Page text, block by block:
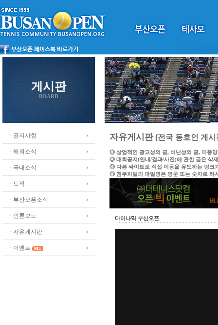
게시판
BOARD
ㆍ공지사항
ㆍ해외소식
ㆍ국내소식
ㆍ토픽
ㆍ부산오픈소식
ㆍ언론보도
ㆍ자유게시판
ㆍ이벤트
자유게시판(전국 동호인 게시
◎ 상업적인 광고성의 글, 비난성의 글, 미풍
◎ 대회공지(안내/결과/사진)에 관한 글은 삭
◎ 다른 싸이트로 직접 이동을 유도하는 링크
◎ 첨부파일의 파일명은 영문 또는 숫자로 하
다이나믹 부산오픈